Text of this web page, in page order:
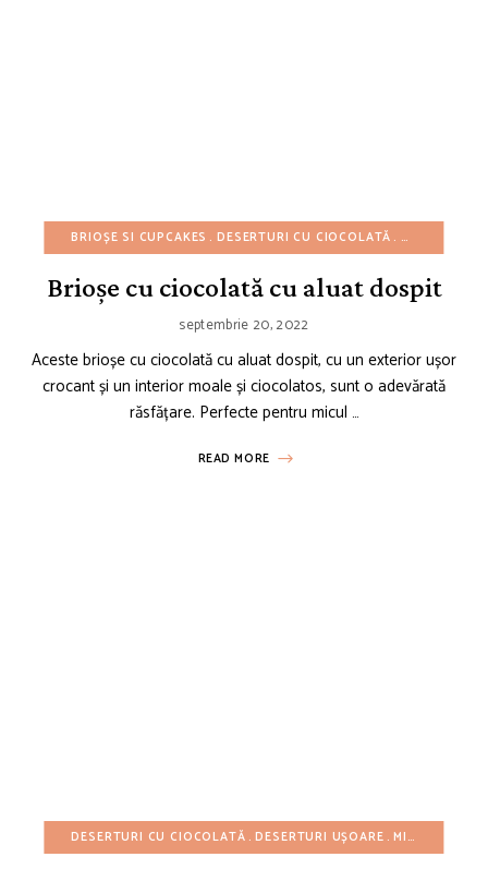
BRIOȘE SI CUPCAKES DESERTURI CU CIOCOLATĂ DESERTURI
Brioșe cu ciocolată cu aluat dospit
septembrie 20, 2022
Aceste brioșe cu ciocolată cu aluat dospit, cu un exterior ușor
crocant și un interior moale și ciocolatos, sunt o adevărată
răsfățare. Perfecte pentru micul …
READ MORE
DESERTURI CU CIOCOLATĂ DESERTURI UȘOARE MIC DEJUN